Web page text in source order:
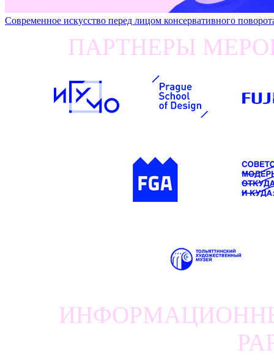
Современное искусство перед лицом консервативного
ПАРТНЕРЫ